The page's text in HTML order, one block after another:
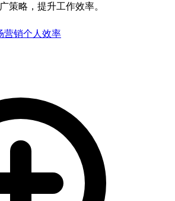
策略，提升工作效率。
营销个人效率